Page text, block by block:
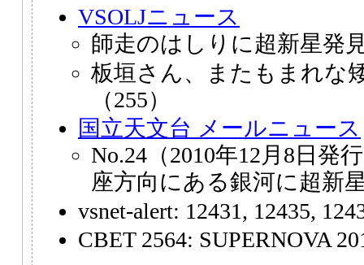
VSOLJニュース
師走のはしりに超新星発
板垣さん、またもまれな
（255）
国立天文台 メールニュース
No.24（2010年12月8日発
座方向にある銀河に超新
vsnet-alert: 12431, 12435,
CBET 2564: SUPERNOVA